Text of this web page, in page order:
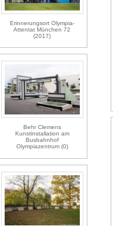
Erinnerungsort Olympia-
Attentat München 72
(2017)
Behr Clemens
Kunstinstallation am
Busbahnhof
Olympiazentrum (0)